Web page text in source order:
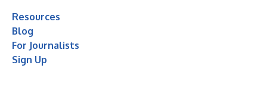
Resources
Blog
For Journalists
Sign Up